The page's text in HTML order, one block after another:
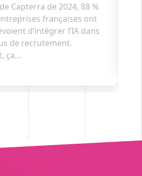
Capterra de 2024, 88 %
françaises ont
d’intégrer l’IA dans
de recrutement.
ça...